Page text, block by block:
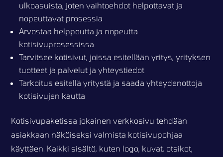
ulkoasuista, joten vaihtoehdot helpottavat ja
nopeuttavat prosessia
Arvostaa helppoutta ja nopeutta
kotisivuprosessissa
Tarvitsee kotisivut, joissa esitellään yritys, yrityksen
tuotteet ja palvelut ja yhteystiedot
Tarkoitus esitellä yritystä ja saada yhteydenottoja
kotisivujen kautta
Kotisivupaketissa jokainen verkkosivu tehdään
asiakkaan näköiseksi valmista kotisivupohjaa
käyttäen. Kaikki sisältö, kuten logo, kuvat, otsikot,